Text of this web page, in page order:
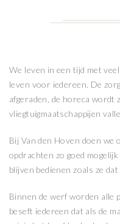
We leven in een tijd met
leven voor iedereen. De
afgeraden, de horeca wordt
vliegtuigmaatschappijen
Bij Van den Hoven doen we
opdrachten zo goed
blijven bedienen zoals ze
Binnen de werf worden alle
beseft iedereen dat als de